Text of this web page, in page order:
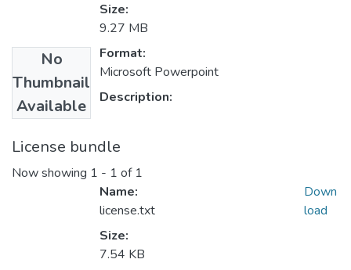
No
Thumbnail
Available
Size:
9.27 MB
Format:
Microsoft Powerpoint
Description:
License bundle
Now showing 1 - 1 of 1
Name:
license.txt
Size:
7.54 KB
Down
load